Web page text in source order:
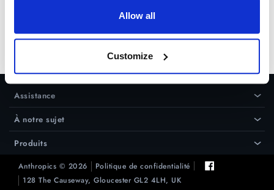
Allow all
Customize
Essai gratuit
Acheter
Assistance ›
À notre sujet ›
Produits ›
Anthropics © 2026
Politique de confidentialité
128 The Causeway, Gloucester GL2 4LH, UK